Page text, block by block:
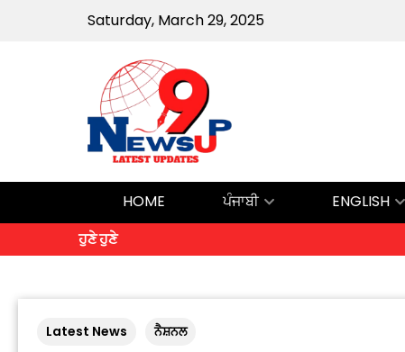
Saturday, March 29, 2025
HOME ਪੰਜਾਬੀ ENGLISH
ਹੁਣੇ ਹੁਣੇ
Latest News ਨੈਸ਼ਨਲ